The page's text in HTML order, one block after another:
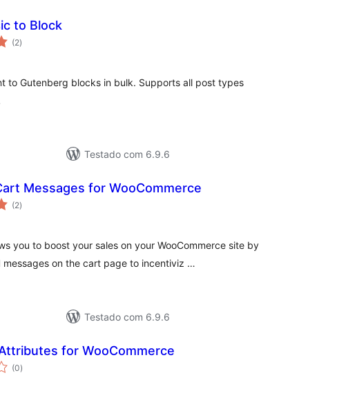
to Block
(2avaliações
totais
)
to Gutenberg blocks in bulk. Supports all post types
Testado com 6.9.6
Messages for WooCommerce
(2avaliações
totais
)
you to boost your sales on your WooCommerce site by
on the cart page to incentiviz …
Testado com 6.9.6
for WooCommerce
(0avaliações
totais
)